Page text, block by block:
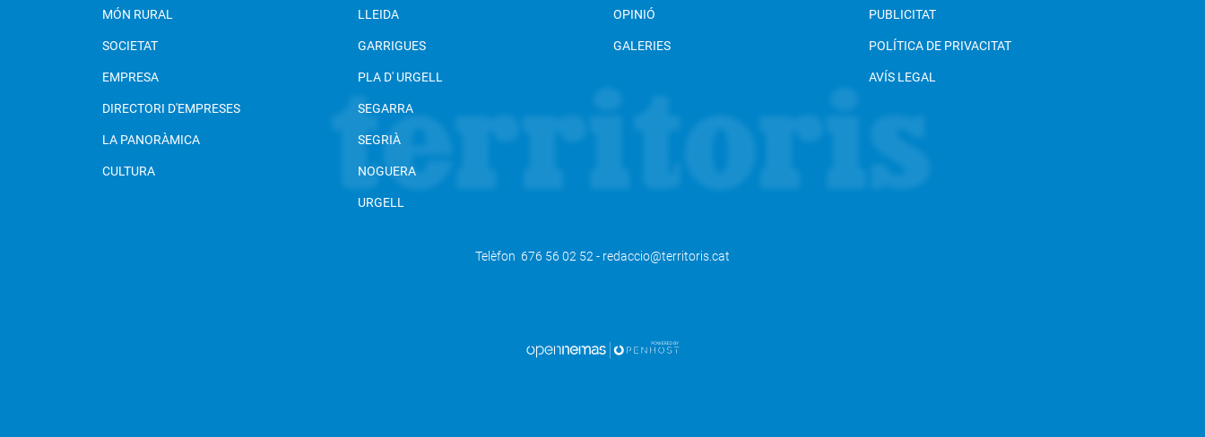
MÓN RURAL
SOCIETAT
EMPRESA
DIRECTORI D'EMPRESES
LA PANORÀMICA
CULTURA
LLEIDA
GARRIGUES
PLA D' URGELL
SEGARRA
SEGRIÀ
NOGUERA
URGELL
OPINIÓ
GALERIES
PUBLICITAT
POLÍTICA DE PRIVACITAT
AVÍS LEGAL
Telèfon 676 56 02 52 - redaccio@territoris.cat